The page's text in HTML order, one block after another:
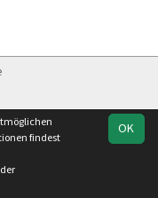
Datenschutz
OK
findest